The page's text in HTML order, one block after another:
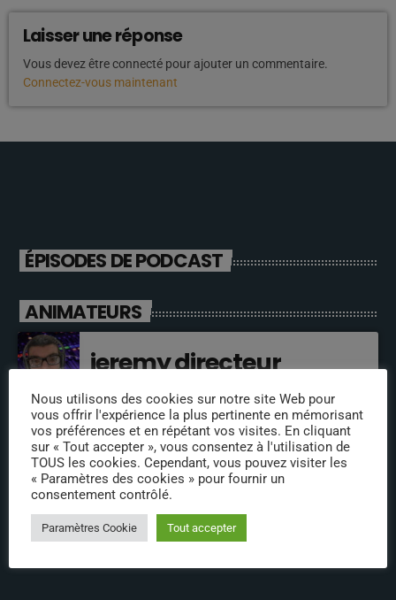
Laisser une réponse
Vous devez être connecté pour ajouter un commentaire.
Connectez-vous maintenant
ÉPISODES DE PODCAST
ANIMATEURS
jeremy directeur
fabrice
annabelle
Nous utilisons des cookies sur notre site Web pour
vous offrir l'expérience la plus pertinente en mémorisant
vos préférences et en répétant vos visites. En cliquant
sur « Tout accepter », vous consentez à l'utilisation de
TOUS les cookies. Cependant, vous pouvez visiter les
« Paramètres des cookies » pour fournir un
consentement contrôlé.
Paramètres Cookie Tout accepter